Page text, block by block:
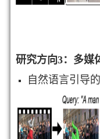
研究方向3：多媒
自然语言引导